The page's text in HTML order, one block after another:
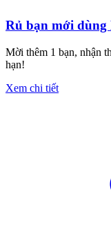
Rủ bạn mới
Mời thêm 1 bạn, nhận
hạn!
Xem chi tiết